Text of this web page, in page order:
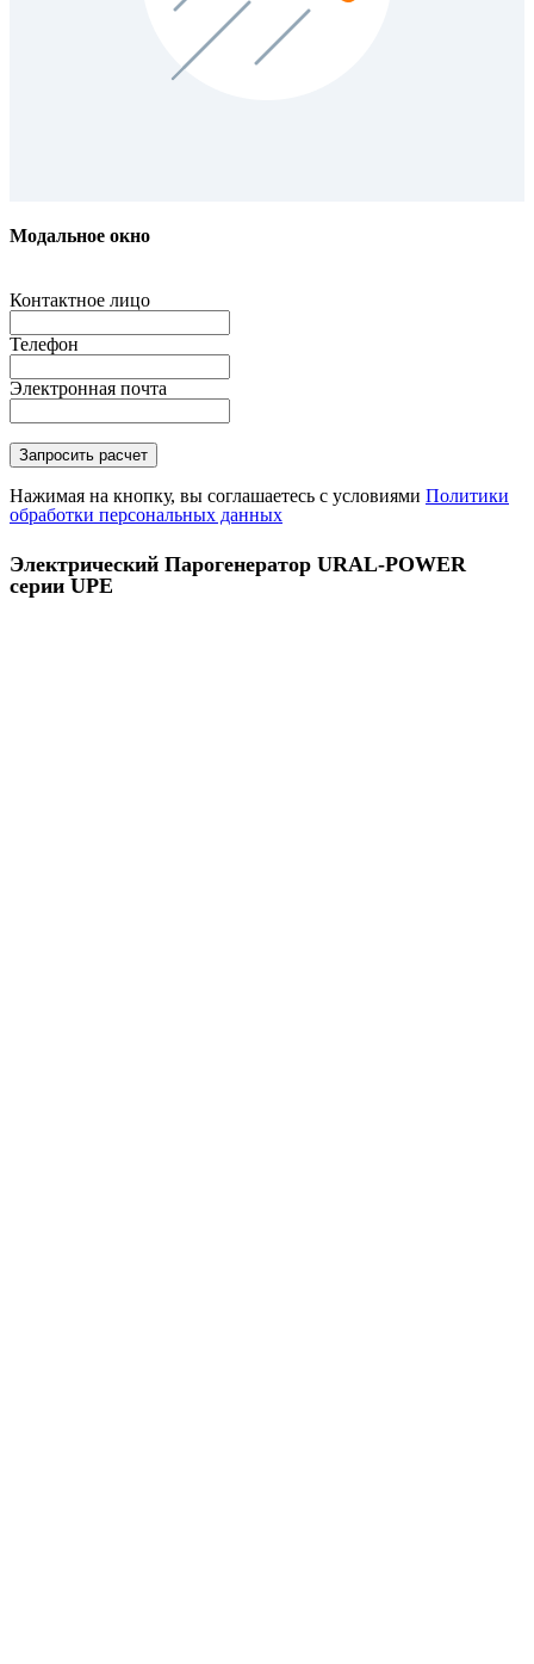
Модальное окно
Контактное лицо
Телефон
Электронная почта
Нажимая на кнопку, вы соглашаетесь с условиями Политики
обработки персональных данных
Электрический Парогенератор URAL-POWER
серии UPE